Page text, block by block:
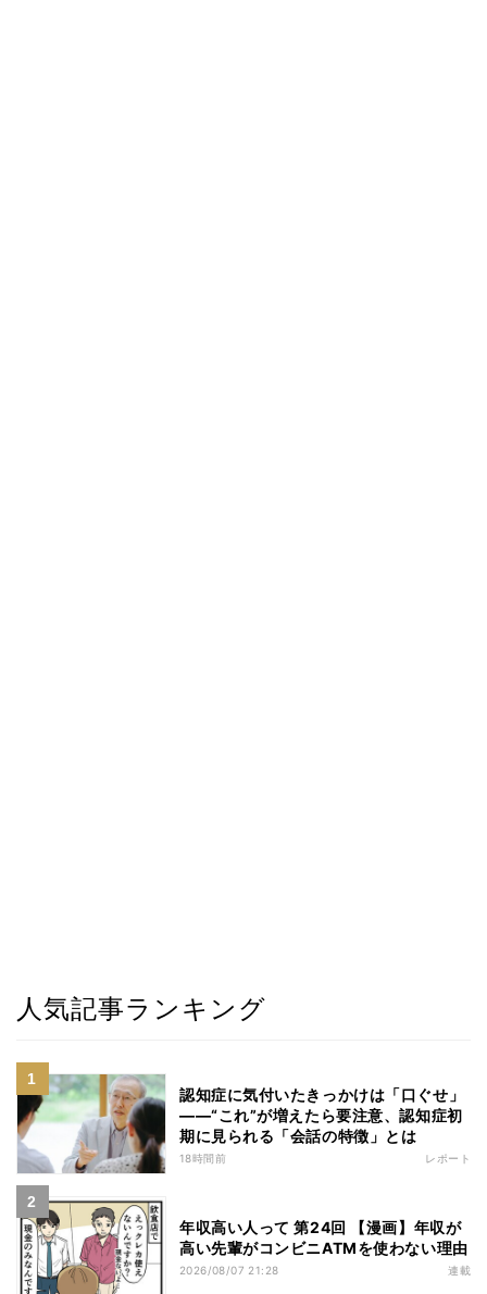
人気記事ランキング
認知症に気付いたきっかけは「口ぐせ」
――“これ”が増えたら要注意、認知症初
期に見られる「会話の特徴」とは
18時間前 レポート
年収高い人って 第24回 【漫画】年収が
高い先輩がコンビニATMを使わない理由
2026/08/07 21:28 連載